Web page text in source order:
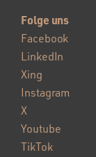
Folge uns
Facebook
LinkedIn
Xing
Instagram
X
Youtube
TikTok